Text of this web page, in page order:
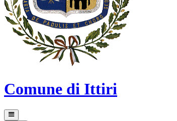
Comune di Ittiri